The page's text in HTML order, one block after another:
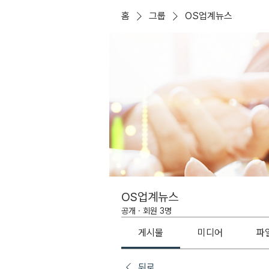
홈 그룹 OS업계뉴스
OS업계뉴스
공개 · 회원 3명
게시물 미디어 파